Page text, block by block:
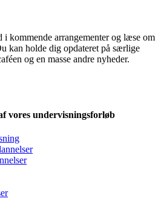
i kommende arrangementer og læse om
kan holde dig opdateret på særlige
og en masse andre nyheder.
vores undervisningsforløb